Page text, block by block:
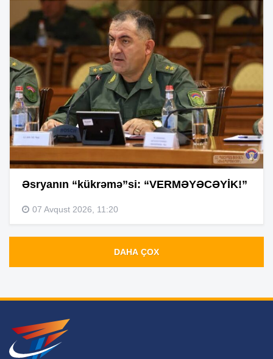
Əsryanın “kükrəmə”si: “VERMƏYƏCƏYİK!”
07 Avqust 2026, 11:20
DAHA ÇOX